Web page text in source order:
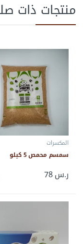
منتجات ذات
المكسرات
سمسم محمص 5 كيلو
ر.س78